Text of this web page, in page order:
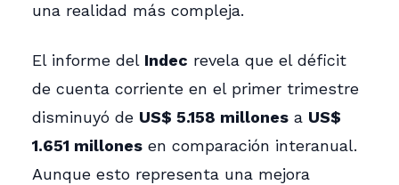
una realidad más compleja.
El informe del Indec revela que el déficit
de cuenta corriente en el primer trimestre
disminuyó de US$ 5.158 millones a US$
1.651 millones en comparación interanual.
Aunque esto representa una mejora